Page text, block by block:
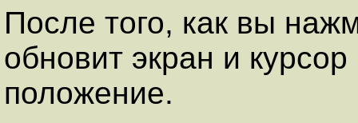
После того, как вы
обновит экран и
положение.